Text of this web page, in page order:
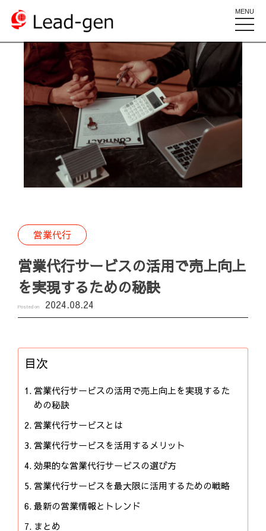
MENU
toggle
営業代行
営業代行サービスの活用で売上向上
を実現するための秘訣
Posted on 2024.08.24
目次
営業代行サービスの活用で売上向上を実現するた
めの秘訣
営業代行サービスとは
営業代行サービスを活用するメリット
効果的な営業代行サービスの選び方
営業代行サービスを最大限に活用するための戦略
最新の営業情報とトレンド
まとめ